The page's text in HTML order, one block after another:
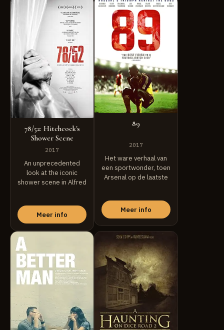
78/52: Hitchcock's
Shower Scene
2017
An unprecedented
look at the iconic
shower scene in Alfred
Meer info
89
2017
Het ware verhaal van
een sportwonder, toen
Arsenal op de laatste
Meer info